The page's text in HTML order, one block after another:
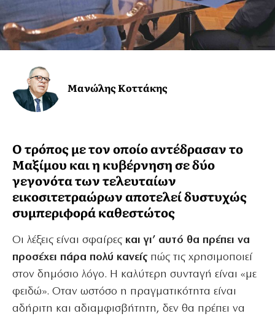
Μανώλης Κοττάκης
Ο τρόπος με τον οποίο αντέδρασαν το
Μαξίμου και η κυβέρνηση σε δύο
γεγονότα των τελευταίων
εικοσιτετραώρων αποτελεί δυστυχώς
συμπεριφορά καθεστώτος
Οι λέξεις είναι σφαίρες και γι’ αυτό θα πρέπει να
προσέχει πάρα πολύ κανείς πώς τις χρησιμοποιεί
στον δημόσιο λόγο. Η καλύτερη συνταγή είναι «με
φειδώ». Οταν ωστόσο η πραγματικότητα είναι
αδήριτη και αδιαμφισβήτητη, δεν θα πρέπει να